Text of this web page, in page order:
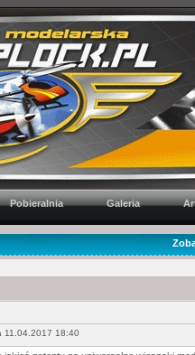
Pobieralnia Galeria
11.04.2017 18:40